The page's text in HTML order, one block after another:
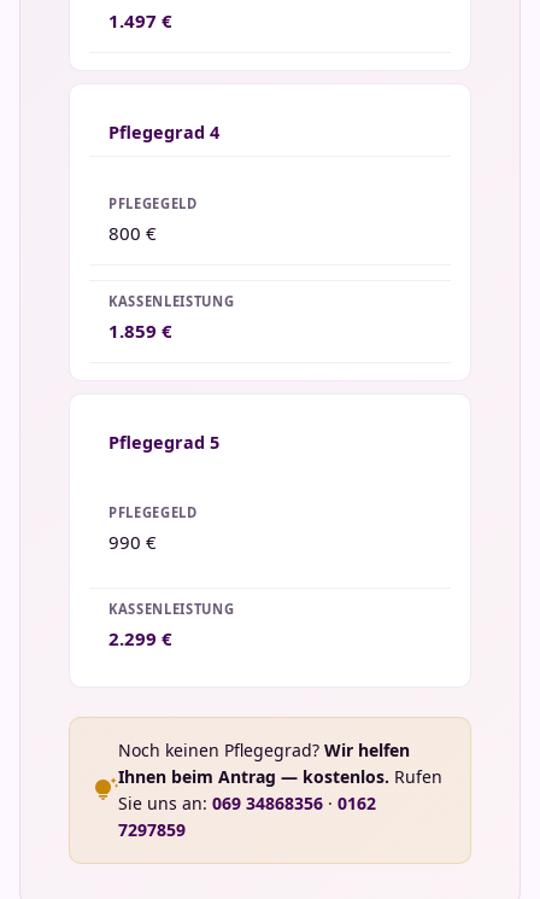
1.497 €
Pflegegrad 4
800 €
1.859 €
Pflegegrad 5
990 €
2.299 €
tips_and_updates
Noch keinen Pflegegrad? Wir helfen
Ihnen beim Antrag — kostenlos. Rufen
Sie uns an: 069 34868356 · 0162
7297859